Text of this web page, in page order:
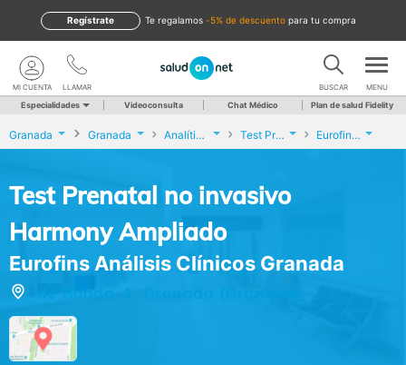
te regalamos -5% de descuento para tu compra
Regístrate
LLAMAR
MI CUENTA BUSCAR MENU
Especialidades Videoconsulta Chat Médico Plan de salud Fidelity
Granada Granada Analíticas y Genética Test Prenatal no invasivo Harmony Ampliado Eurofins Análisis Clínicos Granada
Test Prenatal no invasivo
Harmony Ampliado
Eurofins Análisis Clínicos Granada